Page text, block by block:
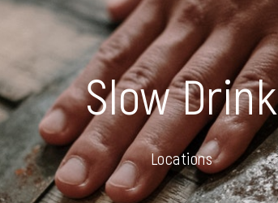
Slow Drink
Locations